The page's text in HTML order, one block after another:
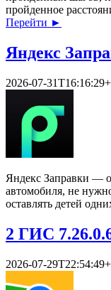
пройденное
Перейти ►
Яндекс
2026-07-
Яндекс Заправки —
автомобиля, не
оставлять детей
2 ГИС
2026-07-